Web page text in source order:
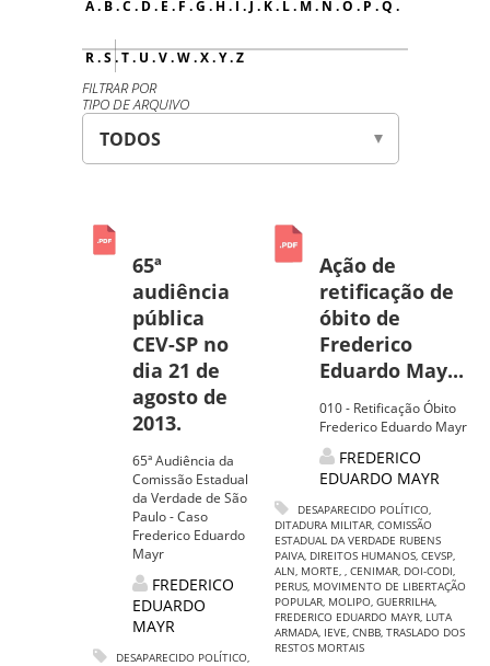
A. B.C . D. E . F .G . H. I . J . K. L. M. N .O . P .Q .
R.S .T. U .V.W.X.Y.Z
FILTRAR POR
TIPO DE ARQUIVO
65ª
audiência
pública
CEV-SP no
dia 21 de
agosto de
2013.
65ª Audiência da
Comissão Estadual
da Verdade de São
Paulo - Caso
Frederico Eduardo
Mayr
FREDERICO
EDUARDO
MAYR
DESAPARECIDO POLÍTICO,
Ação de
retificação de
óbito de
Frederico
Eduardo May...
010 - Retificação Óbito
Frederico Eduardo Mayr
FREDERICO
EDUARDO MAYR
DESAPARECIDO POLÍTICO,
DITADURA MILITAR, COMISSÃO
ESTADUAL DA VERDADE RUBENS
PAIVA, DIREITOS HUMANOS, CEVSP,
ALN, MORTE, , CENIMAR, DOI-CODI,
PERUS, MOVIMENTO DE LIBERTAÇÃO
POPULAR, MOLIPO, GUERRILHA,
FREDERICO EDUARDO MAYR, LUTA
ARMADA, IEVE, CNBB, TRASLADO DOS
RESTOS MORTAIS